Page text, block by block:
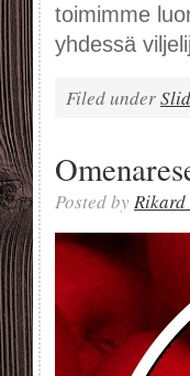
toimimme
yhdessä
Filed under
Posted by